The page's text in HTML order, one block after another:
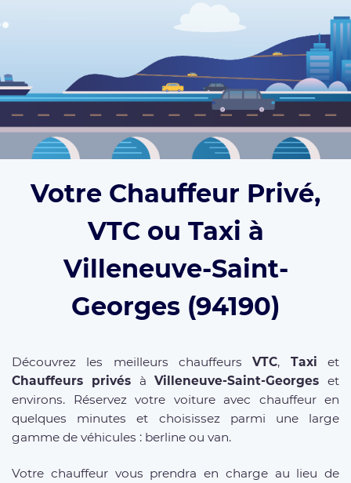
Votre Chauffeur Privé,
VTC ou Taxi à
Villeneuve-Saint-
Georges (94190)
Découvrez les meilleurs chauffeursVTC, Taxi et
Chauffeurs privésàVilleneuve-Saint-Georges et
environs. Réservez votre voiture avec chauffeur en
quelques minutes et choisissez parmi une large
gamme de véhicules : berline ou van.
Votre chauffeur vous prendra en charge au lieu de